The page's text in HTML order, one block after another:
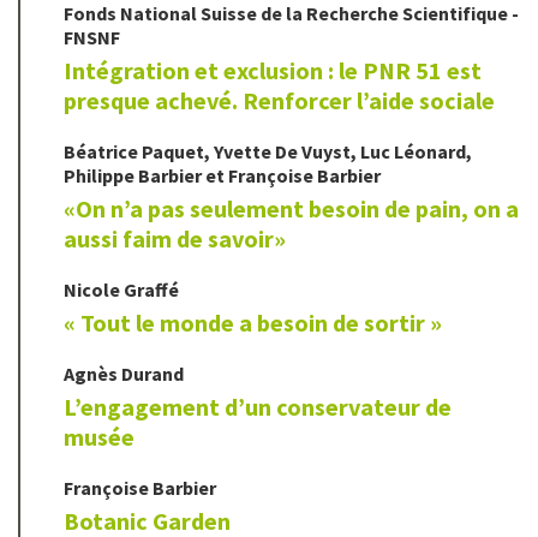
Fonds National Suisse de la Recherche Scientifique -
FNSNF
Intégration et exclusion : le PNR 51 est
presque achevé. Renforcer l’aide sociale
Béatrice Paquet, Yvette De Vuyst, Luc Léonard,
Philippe Barbieret Françoise Barbier
«On n’a pas seulement besoin de pain, on a
aussi faim de savoir»
Nicole Graffé
« Tout le monde a besoin de sortir »
Agnès Durand
L’engagement d’un conservateur de
musée
Françoise Barbier
Botanic Garden